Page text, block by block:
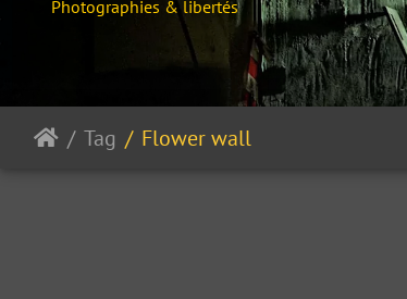
Photographies & libertés
Tag Flower wall